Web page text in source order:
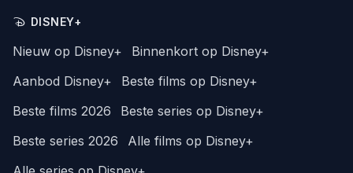
DISNEY+
Nieuw op Disney+
Binnenkort op Disney+
Aanbod Disney+
Beste films op Disney+
Beste films 2026
Beste series op Disney+
Beste series 2026
Alle films op Disney+